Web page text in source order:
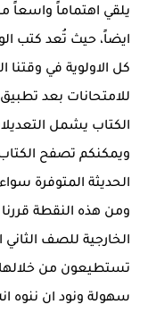
يلقي اهتماماً واسعاً
ايضاً، حيث تُعد كتب
كل الاولوية في وقتنا
للامتحانات بعد تطبيق
الكتاب يشمل
الحديثة المتوفرة
ومن هذه النقطة
الخارجية للصف الثاني
تستطيعون من خلالها
سهولة ونود ان ننوه